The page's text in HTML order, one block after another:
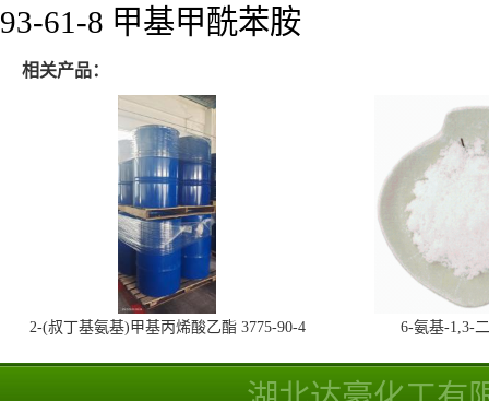
93-61-8 甲基甲酰苯胺
相关产品：
2-(叔丁基氨基)甲基丙烯酸乙酯 3775-90-4 6-氨基-1,3-